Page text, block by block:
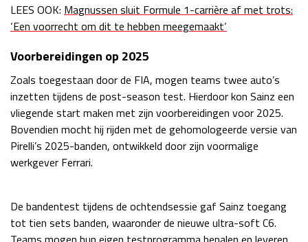
Race
zo 17:00 - 19:00
LEES OOK: Magnussen sluit Formule 1-carrière af met trots:
‘Een voorrecht om dit te hebben meegemaakt‘
Voorbereidingen op 2025
Zoals toegestaan door de FIA, mogen teams twee auto’s
inzetten tijdens de post-season test. Hierdoor kon Sainz een
vliegende start maken met zijn voorbereidingen voor 2025.
Bovendien mocht hij rijden met de gehomologeerde versie van
Pirelli’s 2025-banden, ontwikkeld door zijn voormalige
werkgever Ferrari.
De bandentest tijdens de ochtendsessie gaf Sainz toegang
tot tien sets banden, waaronder de nieuwe ultra-soft C6.